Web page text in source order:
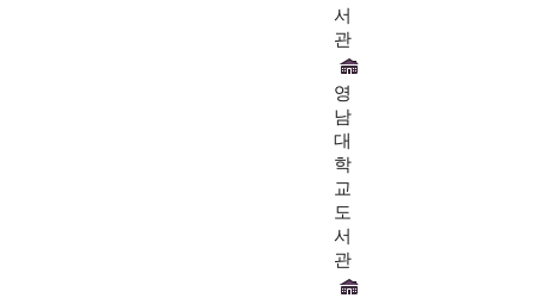
서
관
영
남
대
학
교
도
서
관